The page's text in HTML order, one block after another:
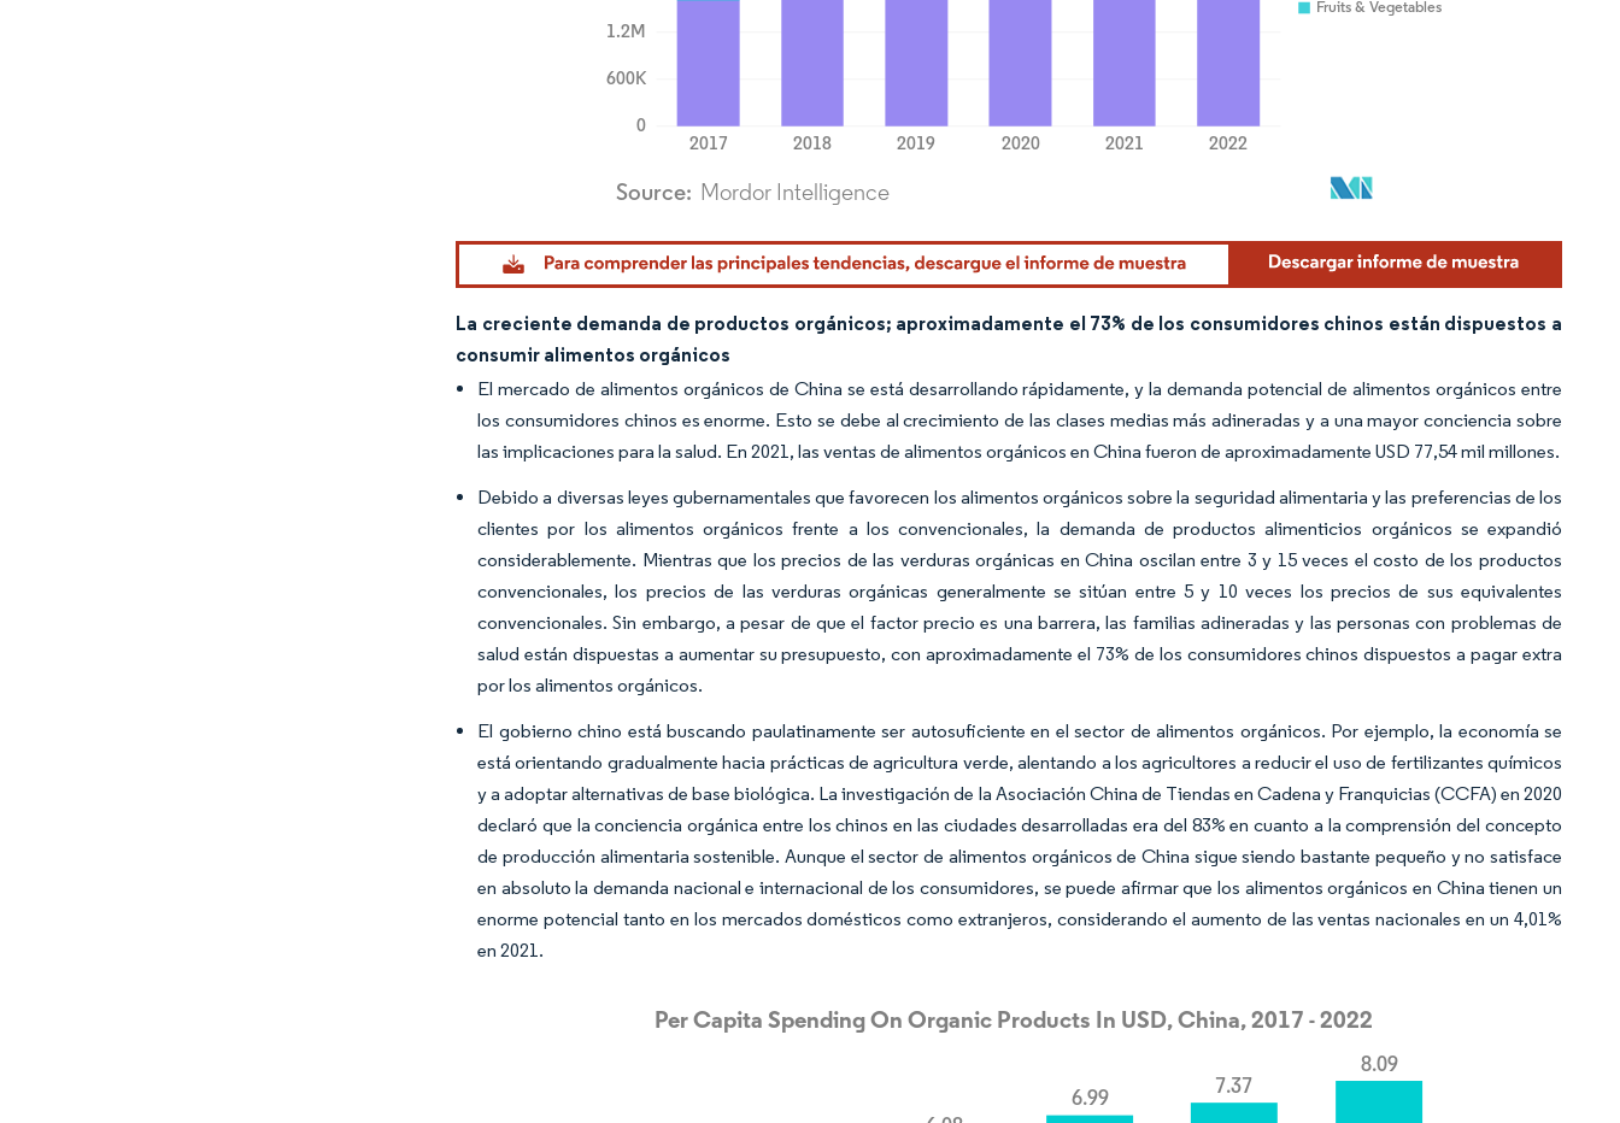
Imagen © Mordor Intelligence. El uso requiere atribución según CC BY 4.0.
La creciente demanda de productos orgánicos; aproximadamente el 73% de los consumidores chinos están dispuestos a
consumir alimentos orgánicos
El mercado de alimentos orgánicos de China se está desarrollando rápidamente, y la demanda potencial de alimentos orgánicos entre
los consumidores chinos es enorme. Esto se debe al crecimiento de las clases medias más adineradas y a una mayor conciencia sobre
las implicaciones para la salud. En 2021, las ventas de alimentos orgánicos en China fueron de aproximadamente USD 77,54 mil millones.
Debido a diversas leyes gubernamentales que favorecen los alimentos orgánicos sobre la seguridad alimentaria y las preferencias de los
clientes por los alimentos orgánicos frente a los convencionales, la demanda de productos alimenticios orgánicos se expandió
considerablemente. Mientras que los precios de las verduras orgánicas en China oscilan entre 3 y 15 veces el costo de los productos
convencionales, los precios de las verduras orgánicas generalmente se sitúan entre 5 y 10 veces los precios de sus equivalentes
convencionales. Sin embargo, a pesar de que el factor precio es una barrera, las familias adineradas y las personas con problemas de
salud están dispuestas a aumentar su presupuesto, con aproximadamente el 73% de los consumidores chinos dispuestos a pagar extra
por los alimentos orgánicos.
El gobierno chino está buscando paulatinamente ser autosuficiente en el sector de alimentos orgánicos. Por ejemplo, la economía se
está orientando gradualmente hacia prácticas de agricultura verde, alentando a los agricultores a reducir el uso de fertilizantes químicos
y a adoptar alternativas de base biológica. La investigación de la Asociación China de Tiendas en Cadena y Franquicias (CCFA) en 2020
declaró que la conciencia orgánica entre los chinos en las ciudades desarrolladas era del 83% en cuanto a la comprensión del concepto
de producción alimentaria sostenible. Aunque el sector de alimentos orgánicos de China sigue siendo bastante pequeño y no satisface
en absoluto la demanda nacional e internacional de los consumidores, se puede afirmar que los alimentos orgánicos en China tienen un
enorme potencial tanto en los mercados domésticos como extranjeros, considerando el aumento de las ventas nacionales en un 4,01%
en 2021.